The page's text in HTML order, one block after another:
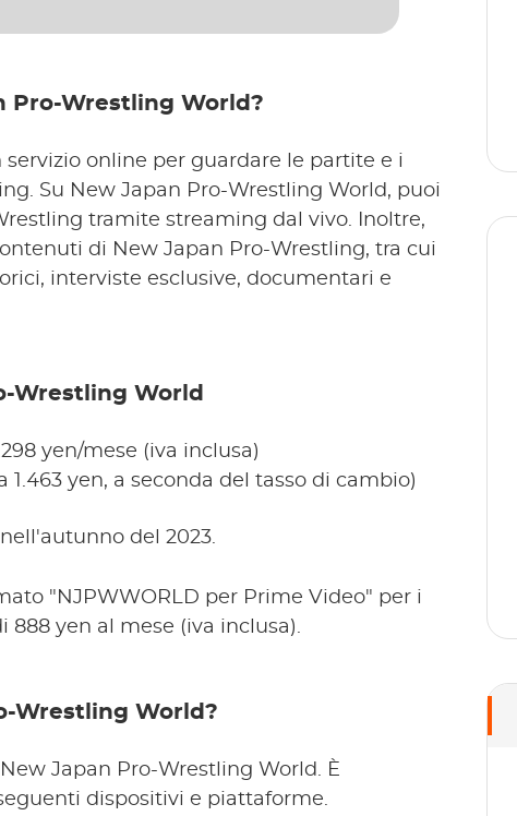
Pro-Wrestling World?
online per guardare le partite e i
Su New Japan Pro-Wrestling World, puoi
tramite streaming dal vivo. Inoltre,
di New Japan Pro-Wrestling, tra cui
interviste esclusive, documentari e
Wrestling World
yen/mese (iva inclusa)
1.463 yen, a seconda del tasso di cambio)
del 2023.
"NJPWWORLD per Prime Video" per i
yen al mese (iva inclusa).
Wrestling World?
Japan Pro-Wrestling World. È
dispositivi e piattaforme.